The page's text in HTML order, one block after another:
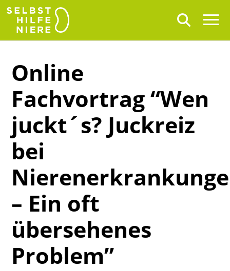
Online
Fachvortrag “Wen
juckt´s? Juckreiz
bei
– Ein oft
übersehenes
Problem”